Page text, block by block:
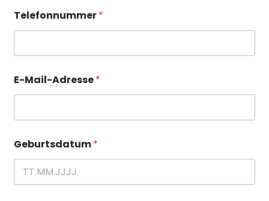
r
Telefonnummer*
E-Mail-Adresse*
Geburtsdatum*